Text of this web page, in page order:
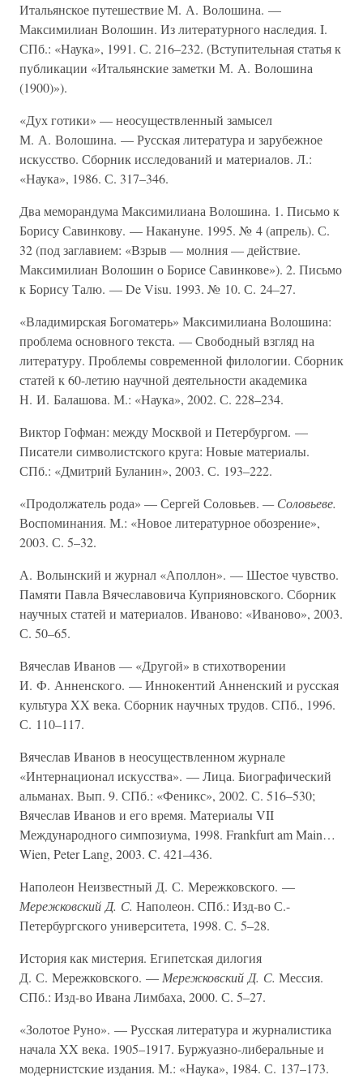
Итальянское путешествие М. А. Волошина. —
Максимилиан Волошин. Из литературного наследия. I.
СПб.: «Наука», 1991. С. 216–232. (Вступительная статья к
публикации «Итальянские заметки М. А. Волошина
(1900)»).
«Дух готики» — неосуществленный замысел
М. А. Волошина. — Русская литература и зарубежное
искусство. Сборник исследований и материалов. Л.:
«Наука», 1986. С. 317–346.
Два меморандума Максимилиана Волошина. 1. Письмо к
Борису Савинкову. — Накануне. 1995. № 4 (апрель). С.
32 (под заглавием: «Взрыв — молния — действие.
Максимилиан Волошин о Борисе Савинкове»). 2. Письмо
к Борису Талю. — De Visu. 1993. № 10. С. 24–27.
«Владимирская Богоматерь» Максимилиана Волошина:
проблема основного текста. — Свободный взгляд на
литературу. Проблемы современной филологии. Сборник
статей к 60-летию научной деятельности академика
Н. И. Балашова. М.: «Наука», 2002. С. 228–234.
Виктор Гофман: между Москвой и Петербургом. —
Писатели символистского круга: Новые материалы.
СПб.: «Дмитрий Буланин», 2003. С. 193–222.
«Продолжатель рода» — Сергей Соловьев. — Соловьеве.
Воспоминания. М.: «Новое литературное обозрение»,
2003. С. 5–32.
А. Волынский и журнал «Аполлон». — Шестое чувство.
Памяти Павла Вячеславовича Куприяновского. Сборник
научных статей и материалов. Иваново: «Иваново», 2003.
С. 50–65.
Вячеслав Иванов — «Другой» в стихотворении
И. Ф. Анненского. — Иннокентий Анненский и русская
культура XX века. Сборник научных трудов. СПб., 1996.
С. 110–117.
Вячеслав Иванов в неосуществленном журнале
«Интернационал искусства». — Лица. Биографический
альманах. Вып. 9. СПб.: «Феникс», 2002. С. 516–530;
Вячеслав Иванов и его время. Материалы VII
Международного симпозиума, 1998. Frankfurt am Main…
Wien, Peter Lang, 2003. C. 421–436.
Наполеон Неизвестный Д. С. Мережковского. —
Мережковский Д. С. Наполеон. СПб.: Изд-во С.-
Петербургского университета, 1998. С. 5–28.
История как мистерия. Египетская дилогия
Д. С. Мережковского. — Мережковский Д. С. Мессия.
СПб.: Изд-во Ивана Лимбаха, 2000. С. 5–27.
«Золотое Руно». — Русская литература и журналистика
начала XX века. 1905–1917. Буржуазно-либеральные и
модернистские издания. М.: «Наука», 1984. С. 137–173.